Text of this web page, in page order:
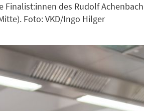
Finalist:innen des Rudolf
Foto: VKD/Ingo Hilger